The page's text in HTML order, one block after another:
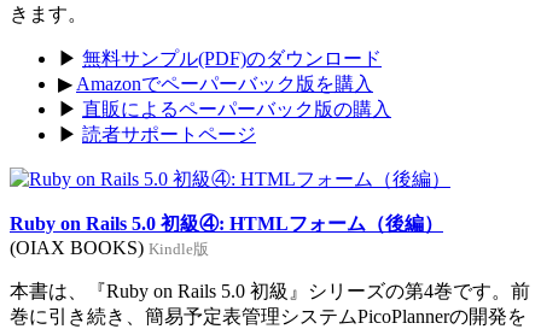
きます。
▶ 無料サンプル(PDF)のダウンロード
▶ Amazonでペーパーバック版を購入
▶ 直販によるペーパーバック版の購入
▶ 読者サポートページ
Ruby on Rails 5.0 初級④: HTMLフォーム（後編）
(OIAX BOOKS) Kindle版
本書は、『Ruby on Rails 5.0 初級』シリーズの第4巻です。前
巻に引き続き、簡易予定表管理システムPicoPlannerの開発を